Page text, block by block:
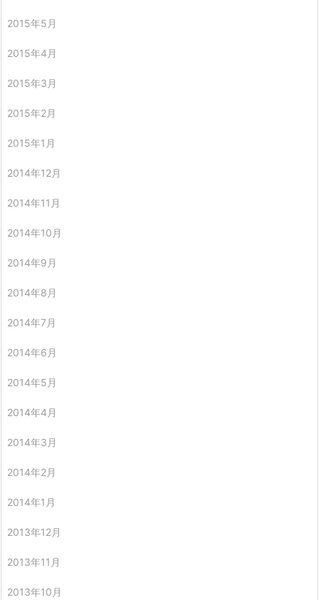
2015年5月
2015年4月
2015年3月
2015年2月
2015年1月
2014年12月
2014年11月
2014年10月
2014年9月
2014年8月
2014年7月
2014年6月
2014年5月
2014年4月
2014年3月
2014年2月
2014年1月
2013年12月
2013年11月
2013年10月